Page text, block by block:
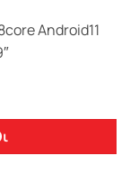
Android11
Android11